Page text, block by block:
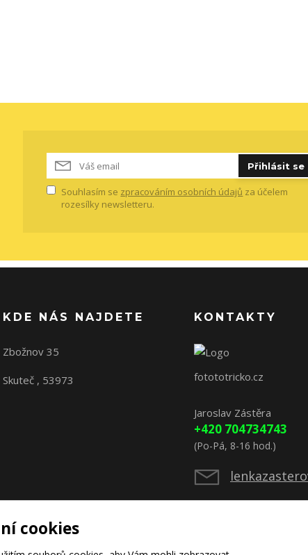
Přihlásit se
Souhlasím se zpracováním osobních údajů za účelem
rozesílky newsletteru.
KDE NÁS NAJDETE
Zbožnov 35
Skuteč , 53973
KONTAKTY
fotototricko.cz
Jaroslav Zástěra
+420 704734743
(Po-Pá, 8-16 hod.)
cookies